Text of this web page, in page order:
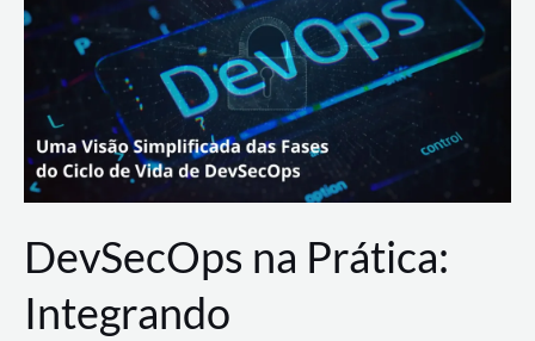
Rural
DevSecOps na Prática:
Integrando